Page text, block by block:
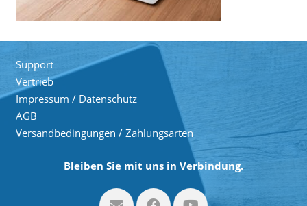
Support
Vertrieb
Impressum / Datenschutz
AGB
Versandbedingungen / Zahlungsarten
Bleiben Sie mit uns in Verbindung.